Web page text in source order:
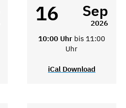
16 Sep
2026
10:00 Uhr bis 11:00
Uhr
iCal Download